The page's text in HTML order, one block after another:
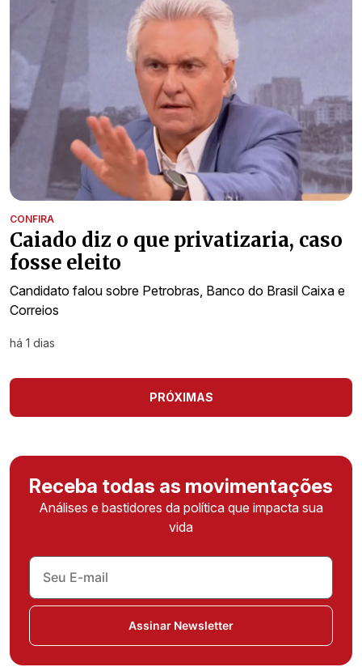
CONFIRA
Caiado diz o que privatizaria, caso
fosse eleito
Candidato falou sobre Petrobras, Banco do Brasil Caixa e
Correios
há 1 dias
PRÓXIMAS
Receba todas as movimentações
Análises e bastidores da política que impacta sua
vida
Assinar Newsletter